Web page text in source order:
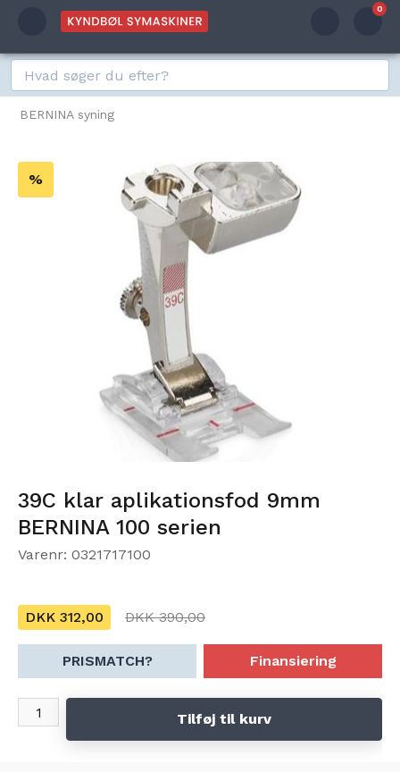
0
BERNINA syning
%
39C klar aplikationsfod 9mm
BERNINA 100 serien
Varenr: 0321717100
DKK 312,00 DKK 390,00
PRISMATCH? Finansiering
Tilføj til kurv